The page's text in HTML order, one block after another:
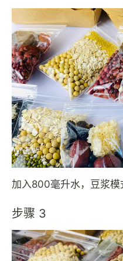
加入800毫升水，豆浆模
步骤 3